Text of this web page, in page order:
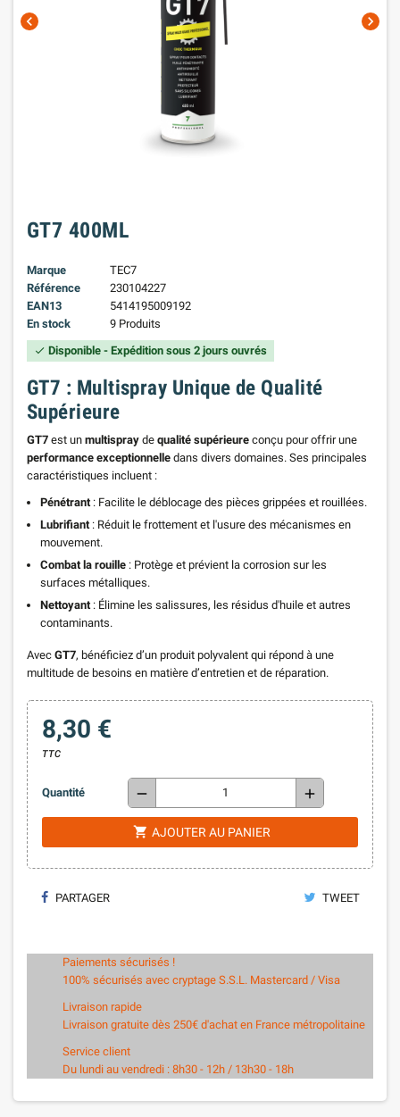
chevron_left chevron_right
GT7 400ML
Marque
TEC7
Référence
230104227
EAN13
5414195009192
En stock
9 Produits
check Disponible - Expédition sous 2 jours ouvrés
GT7 : Multispray Unique de Qualité
Supérieure
GT7 est un multispray de qualité supérieure conçu pour offrir une
performance exceptionnelle dans divers domaines. Ses principales
caractéristiques incluent :
Pénétrant: Facilite le déblocage des pièces grippées et rouillées.
Lubrifiant: Réduit le frottement et l'usure des mécanismes en
mouvement.
Combat la rouille : Protège et prévient la corrosion sur les
surfaces métalliques.
Nettoyant: Élimine les salissures, les résidus d'huile et autres
contaminants.
Avec GT7, bénéficiez d’un produit polyvalent qui répond à une
multitude de besoins en matière d’entretien et de réparation.
8,30 €
TTC
Quantité remove add
shopping_cart AJOUTER AU PANIER
PARTAGER TWEET
Paiements sécurisés !
100% sécurisés avec cryptage S.S.L. Mastercard / Visa
Livraison rapide
Livraison gratuite dès 250€ d'achat en France métropolitaine
Service client
Du lundi au vendredi : 8h30 - 12h / 13h30 - 18h